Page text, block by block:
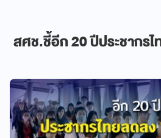
สศช.ชี้อีก 20 ปีประชากร